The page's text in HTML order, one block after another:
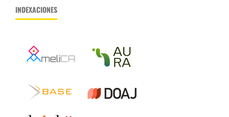
INDEXACIONES